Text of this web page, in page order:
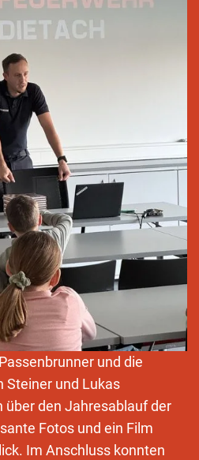
und die
Steiner und Lukas
den Jahresablauf der
Fotos und ein Film
Im Anschluss konnten